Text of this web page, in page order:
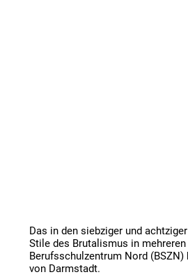
Das in den siebziger und
Stile des Brutalismus in
Berufsschulzentrum Nord
von Darmstadt.